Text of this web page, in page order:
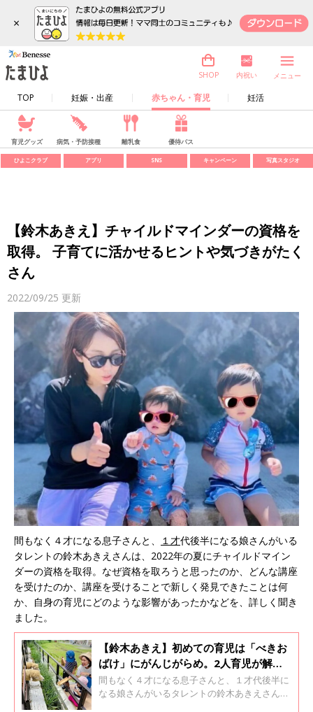
×
TOP 妊娠・出産 赤ちゃん・育児 妊活
SHOP 内祝い メニュー
育児グッズ 病気・予防接種 離乳食 優待パス
ひよこクラブ アプリ SNS キャンペーン 写真スタジオ
【鈴木あきえ】チャイルドマインダーの資格を
取得。 子育てに活かせるヒントや気づきがたく
さん
2022/09/25 更新
間もなく４才になる息子さんと、 １才代後半になる娘さんがいる
タレントの鈴木あきえさんは、2022年の夏にチャイルドマイン
ダーの資格を取得。なぜ資格を取ろうと思ったのか、どんな講座
を受けたのか、講座を受けることで新しく発見できたことは何
か、自身の育児にどのような影響があったかなどを、詳しく聞き
ました。
【鈴木あきえ】初めての育児は「べきお
ばけ」にがんじがらめ。2人育児が解放
してくれた
間もなく４才になる息子さんと、１才代後半に
なる娘さんがいるタレントの鈴木あきえさん。